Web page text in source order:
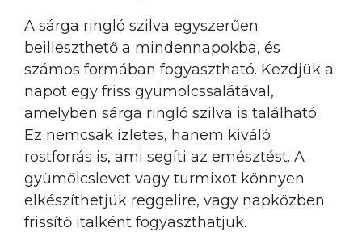
A sárga ringló szilva egyszerűen
beilleszthető a mindennapokba, és
számos formában fogyasztható. Kezdjük a
napot egy friss gyümölcssalátával,
amelyben sárga ringló szilva is található.
Ez nemcsak ízletes, hanem kiváló
rostforrás is, ami segíti az emésztést. A
gyümölcslevet vagy turmixot könnyen
elkészíthetjük reggelire, vagy napközben
frissítő italként fogyaszthatjuk.